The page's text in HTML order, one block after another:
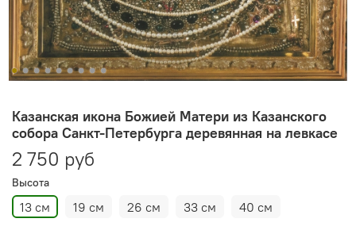
Казанская икона Божией Матери из Казанского
собора Санкт-Петербурга деревянная на левкасе
2 750 руб
Высота
13 см 19 см 26 см 33 см 40 см